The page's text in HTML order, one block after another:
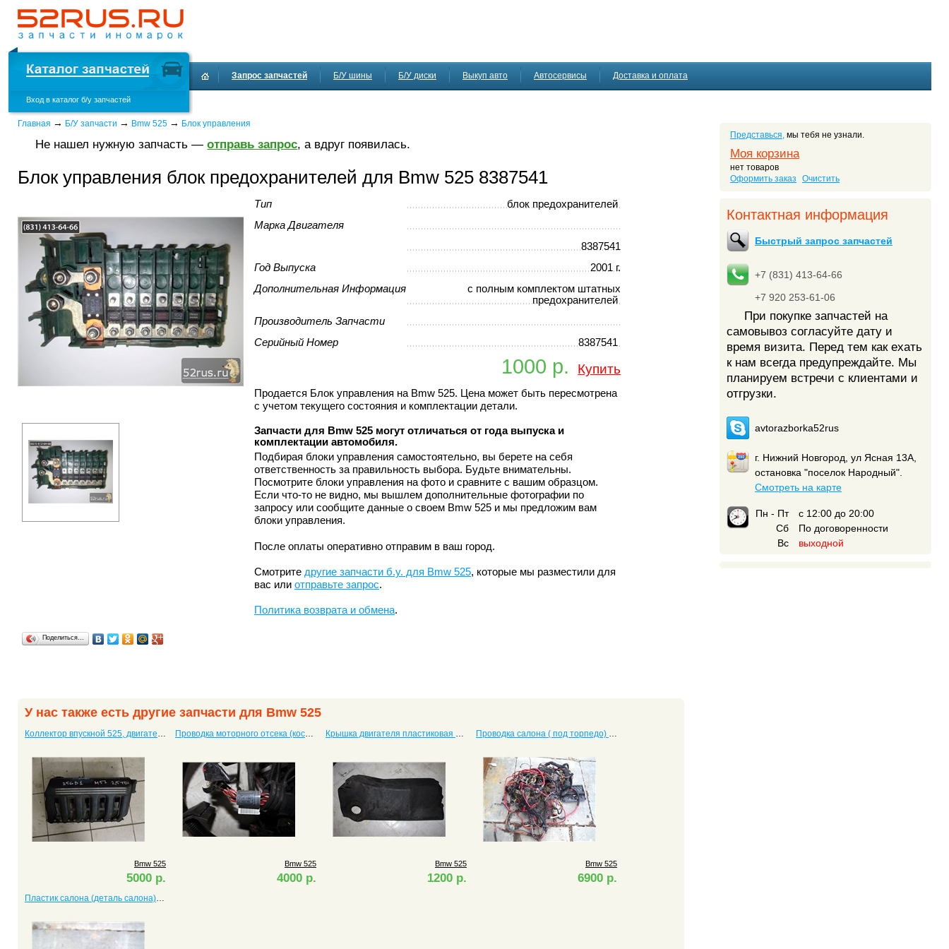
Вход в каталог б/у запчастей
Запрос запчастей Б/У шины Б/У диски Выкуп авто Автосервисы Доставка и оплата
Представься, мы тебя не узнали.
Моя корзина
нет товаров
Оформить заказ
Очистить
Контактная информация
Быстрый запрос запчастей
+7 (831) 413-64-66
+7 920 253-61-06
При покупке запчастей на
самовывоз согласуйте дату и
время визита. Перед тем как ехать
к нам всегда предупреждайте. Мы
планируем встречи с клиентами и
отгрузки.
avtorazborka52rus
г. Нижний Новгород, ул Ясная 13А,
остановка "поселок Народный".
Смотреть на карте
Пн - Пт
с 12:00 до 20:00
Сб
По договоренности
Вс
выходной
Главная → Б/У запчасти → Bmw 525 → Блок управления
Не нашел нужную запчасть —отправь запрос, а вдруг появилась.
Блок управления блок предохранителей для Bmw 525 8387541
Тип
блок предохранителей
Марка Двигателя
8387541
Год Выпуска
2001 г.
Дополнительная Информация
с полным комплектом штатных
предохранителей
Производитель Запчасти
Серийный Номер
8387541
1000 р. Купить
Продается Блок управления на Bmw 525. Цена может быть пересмотрена
с учетом текущего состояния и комплектации детали.
Запчасти для Bmw 525 могут отличаться от года выпуска и
комплектации автомобиля.
Подбирая блоки управления самостоятельно, вы берете на себя
ответственность за правильность выбора. Будьте внимательны.
Посмотрите блоки управления на фото и сравните с вашим образцом.
Если что-то не видно, мы вышлем дополнительные фотографии по
запросу или сообщите данные о своем Bmw 525 и мы предложим вам
блоки управления.
После оплаты оперативно отправим в ваш город.
Смотрите другие запчасти б.у. для Bmw 525, которые мы разместили для
вас или отправьте запрос.
Политика возврата и обмена.
Поделиться…
У нас также есть другие запчасти для Bmw 525
Коллектор впускной 525, двигатель M57D25
Bmw 525
5000 р.
Проводка моторного отсека (коса двигателя) 525
Bmw 525
4000 р.
Крышка двигателя пластиковая 525
Bmw 525
1200 р.
Проводка салона ( под торпедо) 525
Bmw 525
6900 р.
Пластик салона (деталь салона) 525